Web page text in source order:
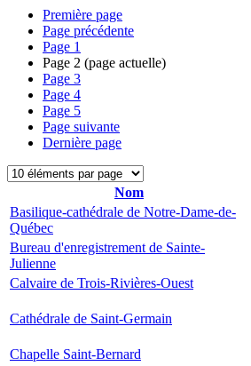
Première page
Page précédente
Page 1
Page 2 (page actuelle)
Page 3
Page 4
Page 5
Page suivante
Dernière page
Nom
Basilique-cathédrale de Notre-Dame-de-
Québec
Bureau d'enregistrement de Sainte-
Julienne
Calvaire de Trois-Rivières-Ouest
Cathédrale de Saint-Germain
Chapelle Saint-Bernard